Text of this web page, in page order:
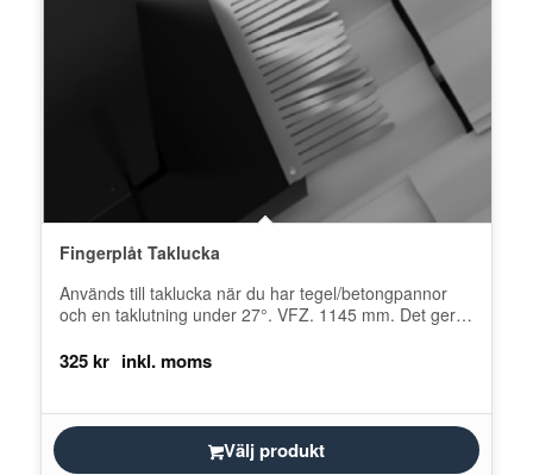
Fingerplåt Taklucka
Används till taklucka när du har tegel/betongpannor
och en taklutning under 27°. VFZ. 1145 mm. Det ger
325kr
Välj produkt